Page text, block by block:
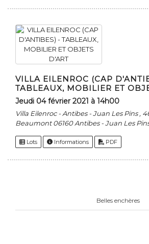
VILLA EILENROC (CAP
TABLEAUX, MOBILIER ET
jeudi 04 février 2021 à 14h00
Villa Eilenroc - Antibes - Juan Les Pins ,
Beaumont 06160 Antibes - Juan Les
Lots Informations PDF
Belles enchères